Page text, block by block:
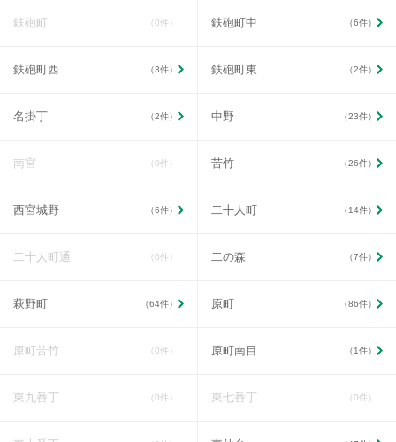
鉄砲町 （0件） 鉄砲町中 （6件）
鉄砲町西 （3件） 鉄砲町東 （2件）
名掛丁 （2件） 中野 （23件）
南宮 （0件） 苦竹 （26件）
西宮城野 （6件） 二十人町 （14件）
二十人町通 （0件） 二の森 （7件）
萩野町 （64件） 原町 （86件）
原町苦竹 （0件） 原町南目 （1件）
東九番丁 （0件） 東七番丁 （0件）